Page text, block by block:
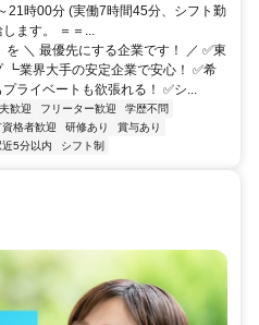
21時00分 (実働7時間45分、シフト勤
ます。 ＝＝...
＼ 最優先にする企業です！ ／ ✅東
┗業界大手の安定企業で安心！ ✅希
ライベートも欲張れる！ ✅シ...
歓迎 フリーター歓迎
学歴不問
資格者歓迎 研修あり
賞与あり
近5分以内 シフト制